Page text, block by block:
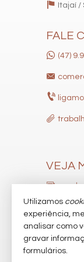
Itajaí /
FALE
(47)
VEJA
Utilizamos
experiência,
analisar como
gravar
formulários.